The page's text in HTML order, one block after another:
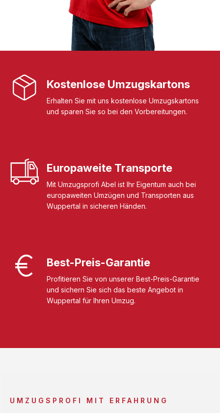
Kostenlose Umzugskartons
Erhalten Sie mit uns kostenlose Umzugskartons
und sparen Sie so bei den Vorbereitungen.
Europaweite Transporte
Mit Umzugsprofi Abel ist Ihr Eigentum auch bei
europaweiten Umzügen und Transporten aus
Wuppertal in sicheren Händen.
Best-Preis-Garantie
Profitieren Sie von unserer Best-Preis-Garantie
und sichern Sie sich das beste Angebot in
Wuppertal für Ihren Umzug.
UMZUGSPROFI MIT ERFAHRUNG